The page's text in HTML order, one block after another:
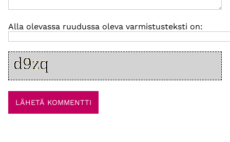
Alla olevassa ruudussa oleva varmistusteksti on: